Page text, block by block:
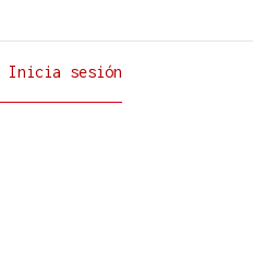
Inicia sesión